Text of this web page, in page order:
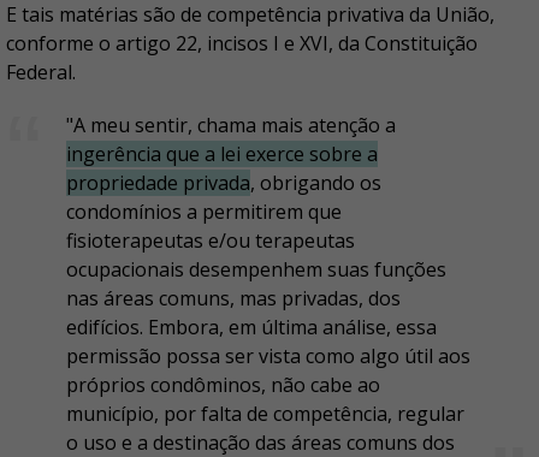
E tais matérias são de competência privativa da União,
conforme o artigo 22, incisos I e XVI, da Constituição
Federal.
"A meu sentir, chama mais atenção a
ingerência que a lei exerce sobre a
propriedade privada, obrigando os
condomínios a permitirem que
fisioterapeutas e/ou terapeutas
ocupacionais desempenhem suas funções
nas áreas comuns, mas privadas, dos
edifícios. Embora, em última análise, essa
permissão possa ser vista como algo útil aos
próprios condôminos, não cabe ao
município, por falta de competência, regular
o uso e a destinação das áreas comuns dos